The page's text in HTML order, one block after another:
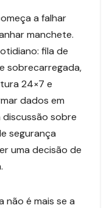
a falhar
manchete.
fila de
sobrecarregada,
24×7 e
dados em
sobre
segurança
uma decisão de
não é mais se a